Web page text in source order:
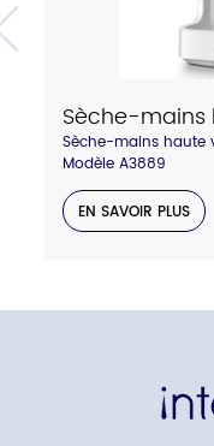
Sèche-mains haute
Modèle A3889
EN SAVOIR PLUS